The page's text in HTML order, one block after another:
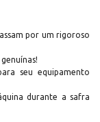
por um rigoroso
seu equipamento
durante a safra